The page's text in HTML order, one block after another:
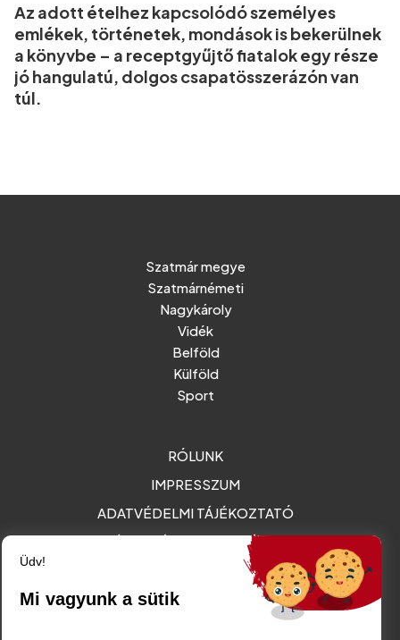
Az adott ételhez kapcsolódó személyes
emlékek, történetek, mondások is bekerülnek
a könyvbe – a receptgyűjtő fiatalok egy része
jó hangulatú, dolgos csapatösszerázón van
túl.
Szatmár megye
Szatmárnémeti
Nagykároly
Vidék
Belföld
Külföld
Sport
RÓLUNK
IMPRESSZUM
ADATVÉDELMI TÁJÉKOZTATÓ
MÉDIAAJÁNLAT - REKLÁMOK
Amurgului utca 2. szám, Szatmárnémeti
Üdv!
Mi vagyunk a sütik